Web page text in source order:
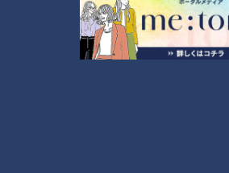
パ・リーグのピッチャー対策
りも積極的に攻めなさい」